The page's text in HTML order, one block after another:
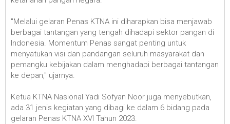
"Melalui gelaran Penas KTNA ini diharapkan bisa menjawab
berbagai tantangan yang tengah dihadapi sektor pangan di
Indonesia. Momentum Penas sangat penting untuk
menyatukan visi dan pandangan seluruh masyarakat dan
pemangku kebijakan dalam menghadapi berbagai tantangan
ke depan," ujarnya.
Ketua KTNA Nasional Yadi Sofyan Noor juga menyebutkan,
ada 31 jenis kegiatan yang dibagi ke dalam 6 bidang pada
gelaran Penas KTNA XVI Tahun 2023.